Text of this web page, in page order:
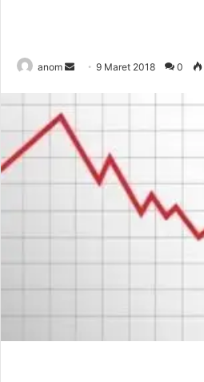
anom
n
a
e
9 Maret 2018 0